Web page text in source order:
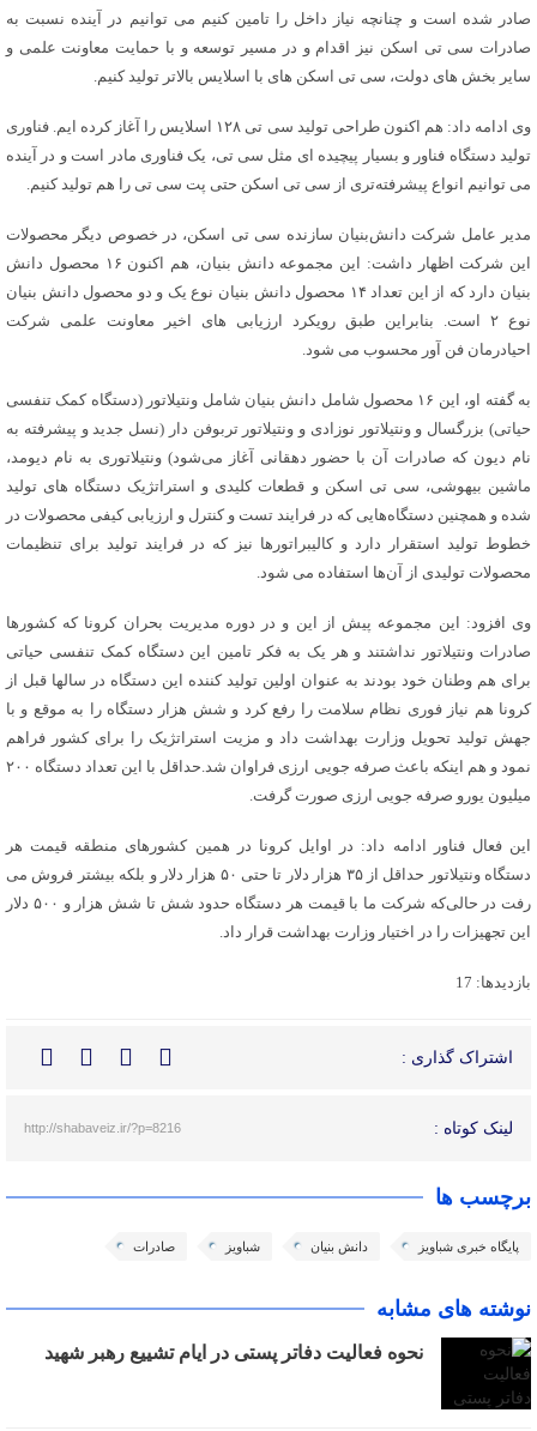
صادر شده است و چنانچه نیاز داخل را تامین کنیم می توانیم در آینده نسبت به
صادرات سی تی اسکن نیز اقدام و در مسیر توسعه و با حمایت معاونت علمی و
سایر بخش های دولت، سی تی اسکن های با اسلایس بالاتر تولید کنیم.
وی ادامه داد: هم اکنون طراحی تولید سی تی ۱۲۸ اسلایس را آغاز کرده ایم. فناوری
تولید دستگاه فناور و بسیار پیچیده ای مثل سی تی، یک فناوری مادر است و در آینده
می توانیم انواع پیشرفته‌تری از سی تی اسکن حتی پت سی تی را هم تولید کنیم.
مدیر عامل شرکت دانش‌بنیان سازنده سی تی اسکن، در خصوص دیگر محصولات
این شرکت اظهار داشت: این مجموعه دانش بنیان، هم اکنون ۱۶ محصول دانش
بنیان دارد که از این تعداد ۱۴ محصول دانش بنیان نوع یک و دو محصول دانش بنیان
نوع ۲ است. بنابراین طبق رویکرد ارزیابی های اخیر معاونت علمی شرکت
احیادرمان فن آور محسوب می شود.
به گفته او، این ۱۶ محصول شامل دانش بنیان شامل ونتیلاتور (دستگاه کمک تنفسی
حیاتی) بزرگسال و ونتیلاتور نوزادی و ونتیلاتور تربوفن دار (نسل جدید و پیشرفته به
نام دیون که صادرات آن با حضور دهقانی آغاز می‌شود) ونتیلاتوری به نام دیومد،
ماشین بیهوشی، سی تی اسکن و قطعات کلیدی و استراتژیک دستگاه های تولید
شده و همچنین دستگاه‌هایی که در فرایند تست و کنترل و ارزیابی کیفی محصولات در
خطوط تولید استقرار دارد و کالیبراتورها نیز که در فرایند تولید برای تنظیمات
محصولات تولیدی از آن‌ها استفاده می شود.
وی افزود: این مجموعه پیش از این و در دوره مدیریت بحران کرونا که کشورها
صادرات ونتیلاتور نداشتند و هر یک به فکر تامین این دستگاه کمک تنفسی حیاتی
برای هم وطنان خود بودند به عنوان اولین تولید کننده این دستگاه در سالها قبل از
کرونا هم نیاز فوری نظام سلامت را رفع کرد و شش هزار دستگاه را به موقع و با
جهش تولید تحویل وزارت بهداشت داد و مزیت استراتژیک را برای کشور فراهم
نمود و هم اینکه باعث صرفه جویی ارزی فراوان شد.حداقل با این تعداد دستگاه ۲۰۰
میلیون یورو صرفه جویی ارزی صورت گرفت.
این فعال فناور ادامه داد: در اوایل کرونا در همین کشورهای منطقه قیمت هر
دستگاه ونتیلاتور حداقل از ۳۵ هزار دلار تا حتی ۵۰ هزار دلار و بلکه بیشتر فروش می
رفت در حالی‌که شرکت ما با قیمت هر دستگاه حدود شش تا شش هزار و ۵۰۰ دلار
این تجهیزات را در اختیار وزارت بهداشت قرار داد.
بازدیدها: 17
اشتراک گذاری :
لینک کوتاه : http://shabaveiz.ir/?p=8216
برچسب ها
پایگاه خبری شباویز دانش بنیان شباویز صادرات
نوشته های مشابه
نحوه فعالیت دفاتر پستی در ایام تشییع رهبر شهید